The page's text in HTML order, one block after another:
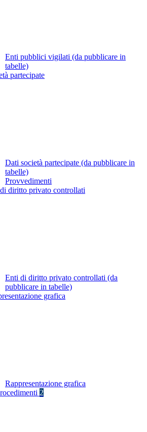
Enti pubblici vigilati (da pubblicare in
tabelle)
partecipate
Dati società partecipate (da pubblicare in
tabelle)
Provvedimenti
diritto privato controllati
Enti di diritto privato controllati (da
pubblicare in tabelle)
grafica
Rappresentazione grafica
2